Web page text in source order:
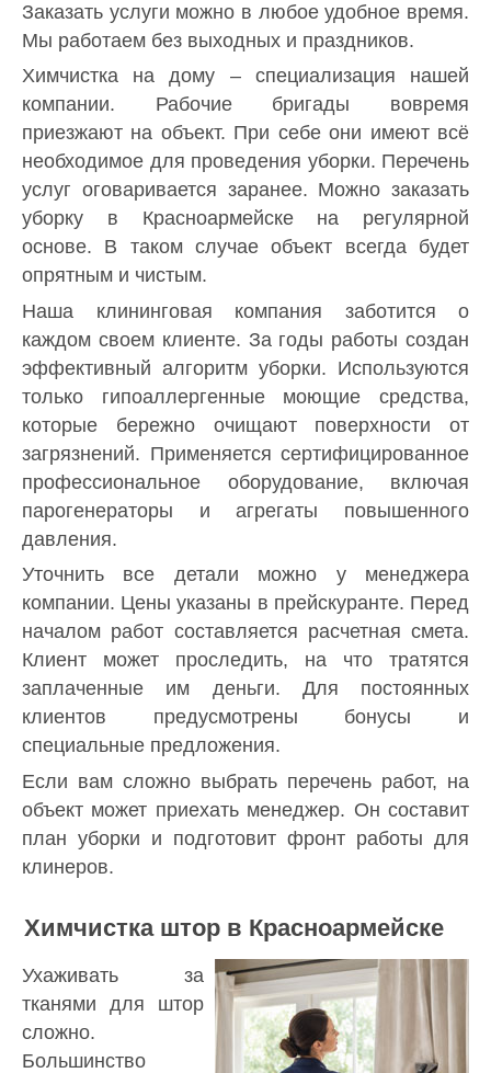
Заказать услуги можно в любое удобное время.
Мы работаем без выходных и праздников.
Химчистка на дому – специализация нашей
компании. Рабочие бригады вовремя
приезжают на объект. При себе они имеют всё
необходимое для проведения уборки. Перечень
услуг оговаривается заранее. Можно заказать
уборку в Красноармейске на регулярной
основе. В таком случае объект всегда будет
опрятным и чистым.
Наша клининговая компания заботится о
каждом своем клиенте. За годы работы создан
эффективный алгоритм уборки. Используются
только гипоаллергенные моющие средства,
которые бережно очищают поверхности от
загрязнений. Применяется сертифицированное
профессиональное оборудование, включая
парогенераторы и агрегаты повышенного
давления.
Уточнить все детали можно у менеджера
компании. Цены указаны в прейскуранте. Перед
началом работ составляется расчетная смета.
Клиент может проследить, на что тратятся
заплаченные им деньги. Для постоянных
клиентов предусмотрены бонусы и
специальные предложения.
Если вам сложно выбрать перечень работ, на
объект может приехать менеджер. Он составит
план уборки и подготовит фронт работы для
клинеров.
Химчистка штор в Красноармейске
Ухаживать за
тканями для штор
сложно.
Большинство